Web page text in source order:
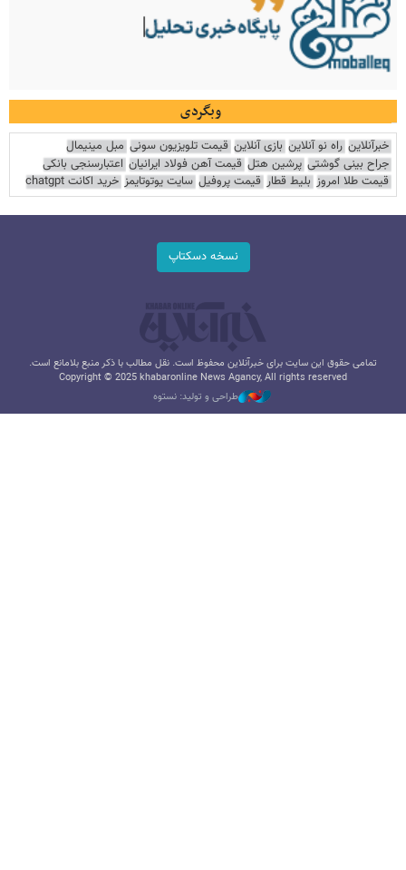
وبگردی
خبرآنلاین راه نو آنلاین بازی آنلاین قیمت تلویزیون سونی مبل مینیمال
جراح بینی گوشتی پرشین هتل قیمت آهن فولاد ایرانیان اعتبارسنجی بانکی
قیمت طلا امروز بلیط قطار قیمت پروفیل سایت یوتوتایمز خرید اکانت chatgpt
نسخه دسکتاپ
تمامی حقوق این سایت برای خبرآنلاین محفوظ است. نقل مطالب با ذکر منبع بلامانع است.
Copyright © 2025 khabaronline News Agancy, All rights reserved
طراحی و تولید: نستوه